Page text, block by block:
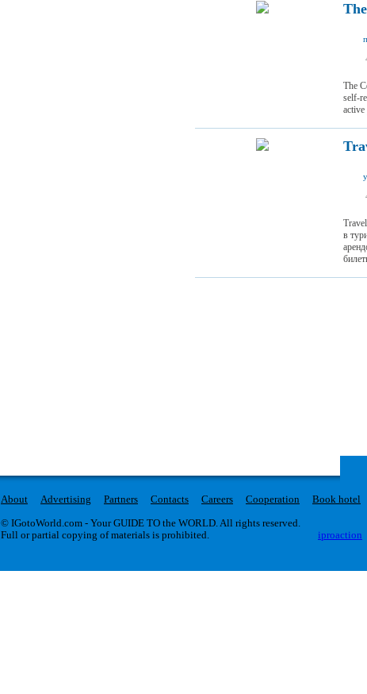
The
self-
в
About Advertising Partners Contacts Careers Cooperation
Book hotel
© IGotoWorld.com - Your GUIDE TO the WORLD. All rights reserved.
Full or partial copying of materials is prohibited.
iproaction